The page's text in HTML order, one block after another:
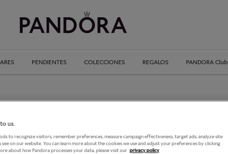
PENDIENTES COLECCIONES REGALOS PANDORA Club
ROCKS AND METALS, S.A. (CM)/ CITY MALL
us.
to recognize visitors, remember preferences, measure campaign effectiveness, target ads, analyze site
on our website. You can learn more about the cookies we use and adjust your preferences by clicking
about how Pandora processes your data, please visit our privacy policy